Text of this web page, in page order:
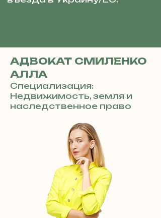
АДВОКАТ СМИЛЕНКО
АЛЛА
Специализация:
Недвижимость, земля и
наследственное право